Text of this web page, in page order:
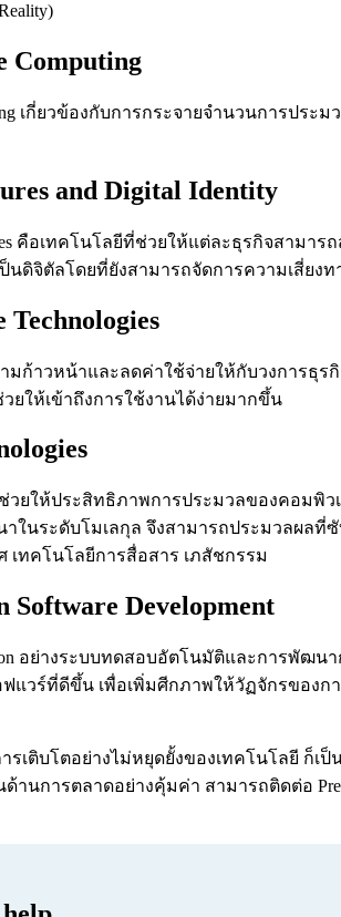
Computing
เกี่ยวข้องกับการกระจายจำนวนการ
and Digital Identity
คือเทคโนโลยีที่ช่วยให้แต่ละธุรกิจสาม
ป็นดิจิตัลโดยที่ยังสามารถจัดการความเสี่ย
Technologies
ามก้าวหน้าและลดค่าใช้จ่ายให้กับวงการธุ
ยให้เข้าถึงการใช้งานได้ง่ายมากขึ้น
ยให้ประสิทธิภาพการประมวลของคอมพิว
าในระดับโมเลกุล จึงสามารถประมวลผ
เทคโนโลยีการสื่อสาร เภสัชกรรม
Software Development
อย่างระบบทดสอบอัตโนมัติและการพั
วร์ที่ดีขึ้น เพื่อเพิ่มศีกภาพให้วัฏจักรของก
ารเติบโตอย่างไม่หยุดยั้งของเทคโนโลยี
ด้านการตลาดอย่างคุ้มค่า สามารถติดต่อ